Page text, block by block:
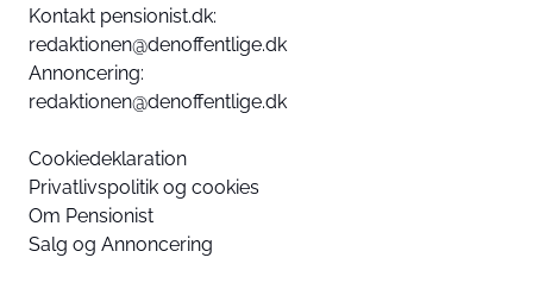
Kontakt pensionist.dk:
redaktionen@denoffentlige.dk
Annoncering:
redaktionen@denoffentlige.dk
Cookiedeklaration
Privatlivspolitik og cookies
Om Pensionist
Salg og Annoncering